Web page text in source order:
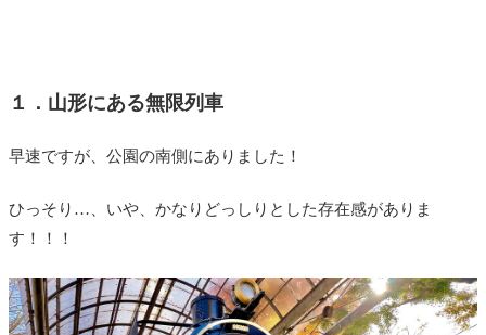
１．山形にある無限列車
早速ですが、公園の南側にありました！
ひっそり…、いや、かなりどっしりとした存在感がありま
す！！！